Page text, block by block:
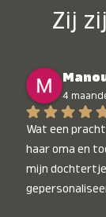
Zij
4
Wat een
haar oma en
mijn